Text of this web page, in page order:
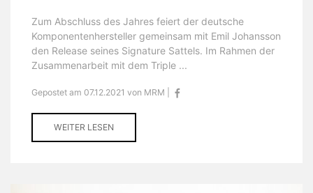
Zum Abschluss des Jahres feiert der deutsche
Komponentenhersteller gemeinsam mit Emil Johansson
den Release seines Signature Sattels. Im Rahmen der
Zusammenarbeit mit dem Triple ...
Gepostet am 07.12.2021 von MRM |
WEITER LESEN